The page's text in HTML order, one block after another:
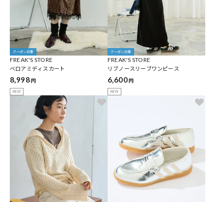
クーポン対象
FREAK'S STORE
ベロアミディスカート
8,998円
NEW
クーポン対象
FREAK'S STORE
リブノースリーブワンピース
6,600円
NEW